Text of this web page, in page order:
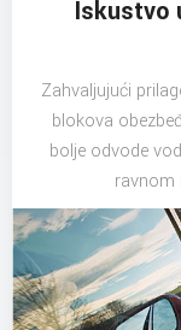
Iskustvo
Zahvaljujući
blokova
bolje odvode
ravnom